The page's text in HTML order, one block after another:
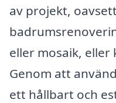
av projekt,
eller mosaik, eller
Genom att
ett hållbart och